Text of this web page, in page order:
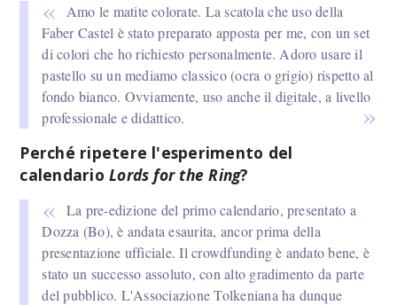
Amo le matite colorate. La scatola che uso della
Faber Castel è stato preparato apposta per me, con un set
di colori che ho richiesto personalmente. Adoro usare il
pastello su un mediamo classico (ocra o grigio) rispetto al
fondo bianco. Ovviamente, uso anche il digitale, a livello
professionale e didattico.
Perché ripetere l'esperimento del
calendarioLords for the Ring?
La pre-edizione del primo calendario, presentato a
Dozza (Bo), è andata esaurita, ancor prima della
presentazione ufficiale. Il crowdfunding è andato bene, è
stato un successo assoluto, con alto gradimento da parte
del pubblico. L'Associazione Tolkeniana ha dunque